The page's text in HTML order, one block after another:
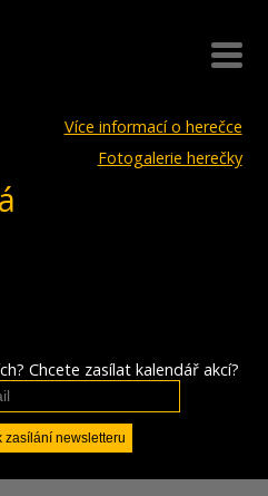
Více informací o herečce
Fotogalerie herečky
Chcete zasílat kalendář akcí?